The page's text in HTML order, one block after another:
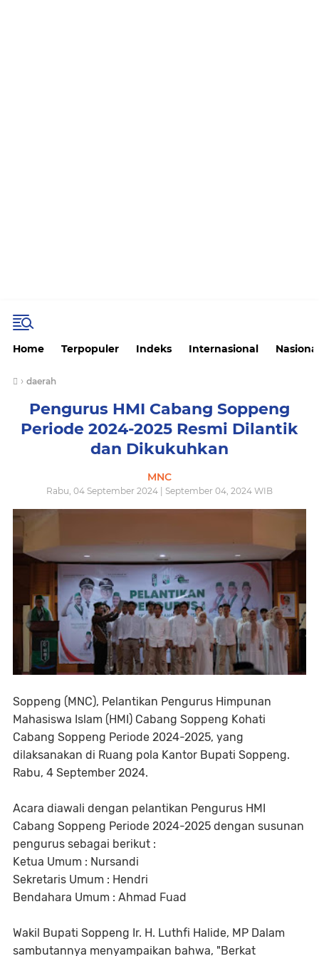
Home Terpopuler Indeks Internasional
› daerah
Pengurus HMI Cabang Soppeng
Periode 2024-2025 Resmi Dilantik
dan Dikukuhkan
MNC
Rabu, 04 September 2024 | September 04, 2024 WIB
Soppeng (MNC), Pelantikan Pengurus Himpunan
Mahasiswa Islam (HMI) Cabang Soppeng Kohati
Cabang Soppeng Periode 2024-2025, yang
dilaksanakan di Ruang pola Kantor Bupati Soppeng.
Rabu, 4 September 2024.
Acara diawali dengan pelantikan Pengurus HMI
Cabang Soppeng Periode 2024-2025 dengan susunan
pengurus sebagai berikut :
Ketua Umum : Nursandi
Sekretaris Umum : Hendri
Bendahara Umum : Ahmad Fuad
Wakil Bupati Soppeng Ir. H. Luthfi Halide, MP Dalam
sambutannya menyampaikan bahwa, "Berkat